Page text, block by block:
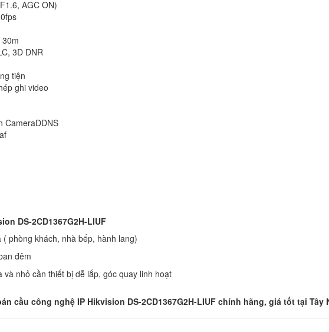
AGC ON)
3D DNR
tiện
ghi video
CameraDDNS
DS-2CD1367G2H-LIUF
phòng khách, nhà bếp, hành lang)
đêm
và nhỏ cần thiết bị dễ lắp, góc quay linh hoạt
cầu công nghệ IP Hikvision DS-2CD1367G2H-LIUF chính hãng, giá tốt tại Tây